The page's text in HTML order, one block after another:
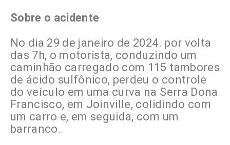
Sobre o acidente
No dia 29 de janeiro de 2024. por volta
das 7h, o motorista, conduzindo um
caminhão carregado com 115 tambores
de ácido sulfônico, perdeu o controle
do veículo em uma curva na Serra Dona
Francisco, em Joinville, colidindo com
um carro e, em seguida, com um
barranco.